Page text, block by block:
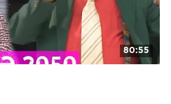
80:55